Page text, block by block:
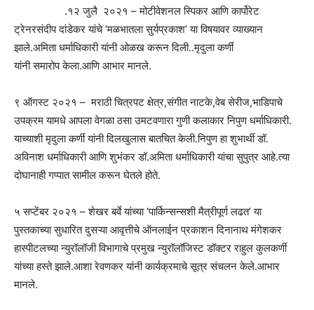
.१२ जुलै २०२१ – मोटीवेशनल स्पिकर आणि कार्पोरेट
ट्रेनरसंदीप दांडेकर यांचे ‘मळभातला सुर्यप्रकाश’ या विषयावर व्याख्यान
झाले.अमिता धर्माधिकारी यांनी ओळख करून दिली..मृदुला कर्णी
यांनी समारोप केला.आणि आभार मानले.
९ ऑगस्ट २०२१ – मराठी चित्रपट क्षेत्र,संगीत नाटके,वेब सेरीज,भाडिपाचे
उपक्रम यामधे आपला वेगळा ठसा उमटवणारा गुणी कलाकार निपुण धर्माधिकारी.
याच्याशी मृदुला कर्णी यांनी दिलखुलास बातचित केली.निपुण हा शुभार्थी डॉ.
अविनाश धर्माधिकारी आणि शुभंकर डॉ.अमिता धर्माधिकारी यांचा सुपुत्र आहे.त्या
दोघानाही गप्पात सामील करून घेतले होते.
५ सप्टेंबर २०२१ – शेखर बर्वे यांच्या ‘पार्किन्सन्सशी मैत्रीपूर्ण लढत’ या
पुस्तकाच्या सुधारित दुसऱ्या आवृत्तीचे ऑनलाईन प्रकाशन दिनानाथ मंगेशकर
हास्पीटलच्या न्युरॉलॉजी विभागाचे प्रमुख न्युरॉलॉजिस्ट डॉक्टर राहुल कुलकर्णी
यांच्या हस्ते झाले.आशा रेवणकर यांनी कार्यक्रमाचे सूत्र संचलन केले.आभार
मानले.